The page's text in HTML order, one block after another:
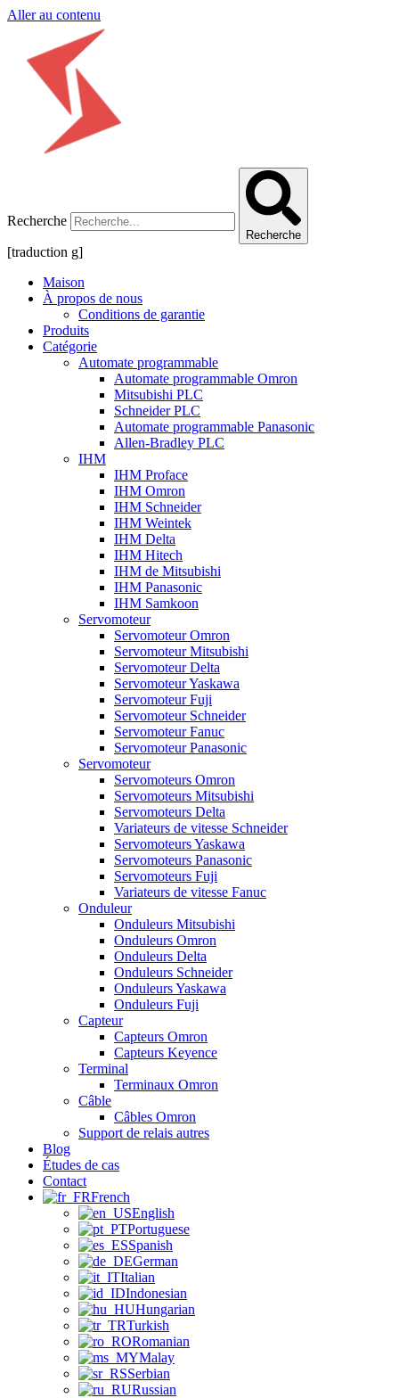
Aller au contenu
Recherche
Recherche
[traduction g]
Maison
À propos de nous
Conditions de garantie
Produits
Catégorie
Automate programmable
Automate programmable Omron
Mitsubishi PLC
Schneider PLC
Automate programmable Panasonic
Allen-Bradley PLC
IHM
IHM Proface
IHM Omron
IHM Schneider
IHM Weintek
IHM Delta
IHM Hitech
IHM de Mitsubishi
IHM Panasonic
IHM Samkoon
Servomoteur
Servomoteur Omron
Servomoteur Mitsubishi
Servomoteur Delta
Servomoteur Yaskawa
Servomoteur Fuji
Servomoteur Schneider
Servomoteur Fanuc
Servomoteur Panasonic
Servomoteur
Servomoteurs Omron
Servomoteurs Mitsubishi
Servomoteurs Delta
Variateurs de vitesse Schneider
Servomoteurs Yaskawa
Servomoteurs Panasonic
Servomoteurs Fuji
Variateurs de vitesse Fanuc
Onduleur
Onduleurs Mitsubishi
Onduleurs Omron
Onduleurs Delta
Onduleurs Schneider
Onduleurs Yaskawa
Onduleurs Fuji
Capteur
Capteurs Omron
Capteurs Keyence
Terminal
Terminaux Omron
Câble
Câbles Omron
Support de relais autres
Blog
Études de cas
Contact
French
English
Portuguese
Spanish
German
Italian
Indonesian
Hungarian
Turkish
Romanian
Malay
Serbian
Russian